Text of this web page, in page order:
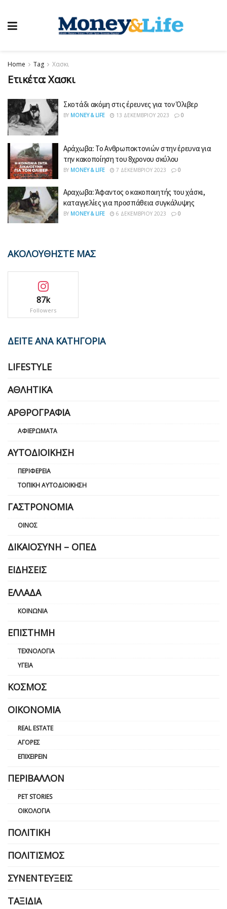
Home Tag Χασκι
Ετικέτα:Χασκι
Σκοτάδι ακόμη στις έρευνες για τον Όλιβερ
BY MONEY & LIFE 13 ΔΕΚΕΜΒΡΊΟΥ 2023 0
Αράχωβα: Το Ανθρωποκτονιών στην έρευνα για
την κακοποίηση του 8χρονου σκύλου
BY MONEY & LIFE 7 ΔΕΚΕΜΒΡΊΟΥ 2023 0
Αραχωβα: Άφαντος ο κακοποιητής του χάσκι,
καταγγελίες για προσπάθεια συγκάλυψης
BY MONEY & LIFE 6 ΔΕΚΕΜΒΡΊΟΥ 2023 0
ΑΚΟΛΟΥΘΗΣΤΕ ΜΑΣ
87k
Followers
ΔΕΙΤΕ ΑΝΑ ΚΑΤΗΓΟΡΙΑ
LIFESTYLE
ΑΘΛΗΤΙΚΆ
ΑΡΘΡΟΓΡΑΦΊΑ
ΑΦΙΕΡΏΜΑΤΑ
ΑΥΤΟΔΙΟΊΚΗΣΗ
ΠΕΡΙΦΈΡΕΙΑ
ΤΟΠΙΚΉ ΑΥΤΟΔΙΟΊΚΗΣΗ
ΓΑΣΤΡΟΝΟΜΊΑ
ΟΊΝΟΣ
ΔΙΚΑΙΟΣΎΝΗ – ΟΠΕΔ
ΕΙΔΉΣΕΙΣ
ΕΛΛΆΔΑ
ΚΟΙΝΩΝΊΑ
ΕΠΙΣΤΉΜΗ
ΤΕΧΝΟΛΟΓΊΑ
ΥΓΕΊΑ
ΚΌΣΜΟΣ
ΟΙΚΟΝΟΜΊΑ
REAL ESTATE
ΑΓΟΡΈΣ
ΕΠΙΧΕΙΡΕΊΝ
ΠΕΡΙΒΆΛΛΟΝ
PET STORIES
ΟΙΚΟΛΟΓΊΑ
ΠΟΛΙΤΙΚΉ
ΠΟΛΙΤΙΣΜΌΣ
ΣΥΝΕΝΤΕΎΞΕΙΣ
ΤΑΞΊΔΙΑ